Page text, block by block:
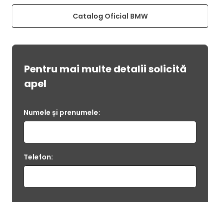
Catalog Oficial BMW
Pentru mai multe detalii solicită
apel
Numele și prenumele:
Telefon: